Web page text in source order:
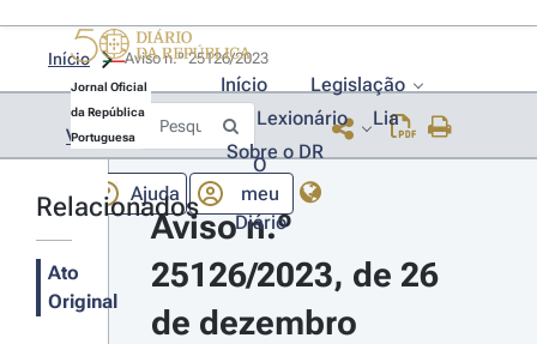
Jornal Oficial
da República
Portuguesa
Início
Legislação
Lexionário
Lia
Sobre o DR
Ajuda
O
meu
Diário
Início
Voltar
Relacionados
Ato
Original
Aviso n.º
25126/2023, de 26
de dezembro